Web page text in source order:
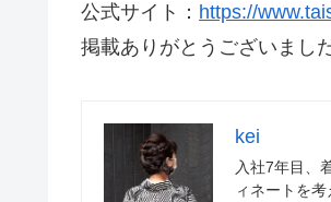
公式サイト： https://
掲載ありがとうございまし
kei
入社7年目、
ィネートを